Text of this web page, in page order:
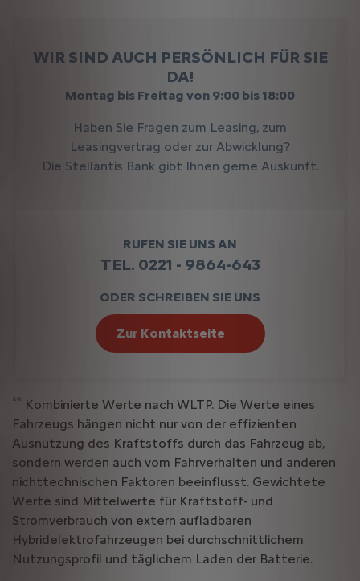
WIR SIND AUCH PERSÖNLICH FÜR SIE
DA!
Montag bis Freitag von 9:00 bis 18:00
Haben Sie Fragen zum Leasing, zum
Leasingvertrag oder zur Abwicklung?
Die Stellantis Bank gibt Ihnen gerne Auskunft.
RUFEN SIE UNS AN
TEL. 0221 - 9864-643
ODER SCHREIBEN SIE UNS
Zur Kontaktseite
** Kombinierte Werte nach WLTP. Die Werte eines
Fahrzeugs hängen nicht nur von der effizienten
Ausnutzung des Kraftstoffs durch das Fahrzeug ab,
sondern werden auch vom Fahrverhalten und anderen
nichttechnischen Faktoren beeinflusst. Gewichtete
Werte sind Mittelwerte für Kraftstoff- und
Stromverbrauch von extern aufladbaren
Hybridelektrofahrzeugen bei durchschnittlichem
Nutzungsprofil und täglichem Laden der Batterie.